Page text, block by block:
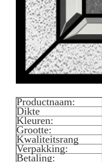
Productnaam:
Dikte
Kleuren:
Grootte:
Kwaliteitsrang
Verpakking:
Betaling: